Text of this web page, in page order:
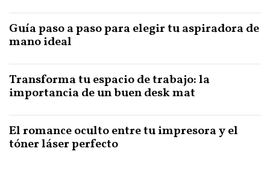
Guía paso a paso para elegir tu aspiradora de
mano ideal
Transforma tu espacio de trabajo: la
importancia de un buen desk mat
El romance oculto entre tu impresora y el
tóner láser perfecto